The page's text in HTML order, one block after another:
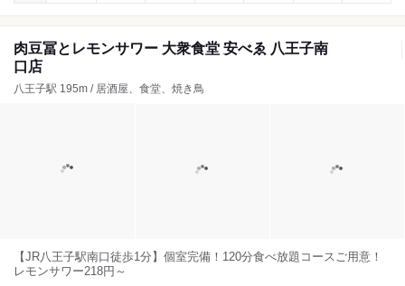
肉豆冨とレモンサワー 大衆食堂 安べゑ 八王子南
口店
八王子駅 195m / 居酒屋、食堂、焼き鳥
【JR八王子駅南口徒歩1分】個室完備！120分食べ放題コースご用意！
レモンサワー218円～